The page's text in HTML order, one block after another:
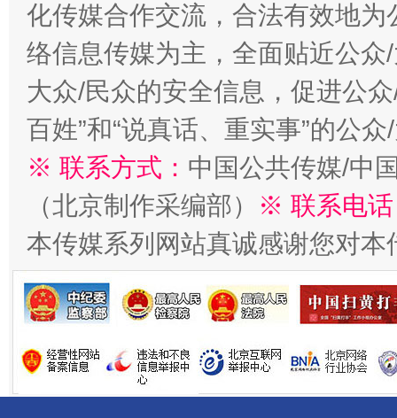
东山县通报“牛蛙产品抗生素超标问题” 法
化传媒合作交流，合法有效地
络信息传媒为主，全面贴近公
大众/民众的安全信息，促进公
百姓”和“说真话、重实事”的公
※ 联系方式： 中国公共传媒/中
（北京制作采编部）
※ 联系电
本传媒系列网站真诚感谢您对